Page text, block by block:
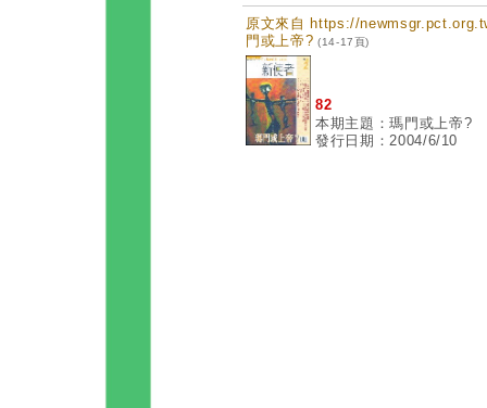
原文來自 https://
門或上帝? (14-17頁)
82
本期主題：瑪門或上帝?
發行日期：2004/6/10